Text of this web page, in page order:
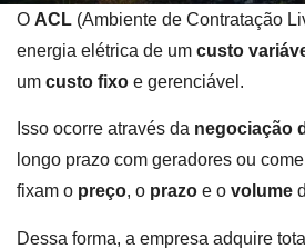
O ACL (Ambiente de Contratação
energia elétrica de um custo
um custo fixo e gerenciável.
Isso ocorre através da negociação
longo prazo com geradores ou
fixam o preço, o prazo e o volume
Dessa forma, a empresa adquire total